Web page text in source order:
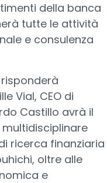
della banca
tutte le attività
e consulenza
Vial, CEO di
Castillo avrà il
ricerca finanziaria
oltre alle
e